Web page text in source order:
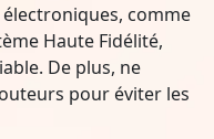
comme
Haute Fidélité,
De plus, ne
pour éviter les